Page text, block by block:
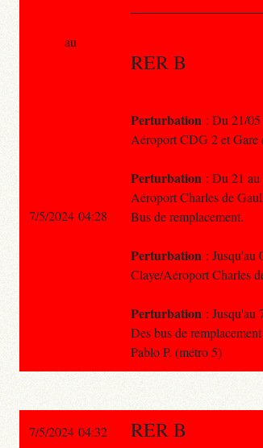
RER B
Perturbation : Du 21/
Aéroport CDG 2 et Gare
Perturbation : Du 21
Aéroport Charles de
Bus de remplacement.
Perturbation : Jusqu'au
Claye/Aéroport Charles
Perturbation : Jusqu'au
Des bus de
Pablo P. (métro 5)
au
7/5/2024 04:28
7/5/2024 04:32 RER B